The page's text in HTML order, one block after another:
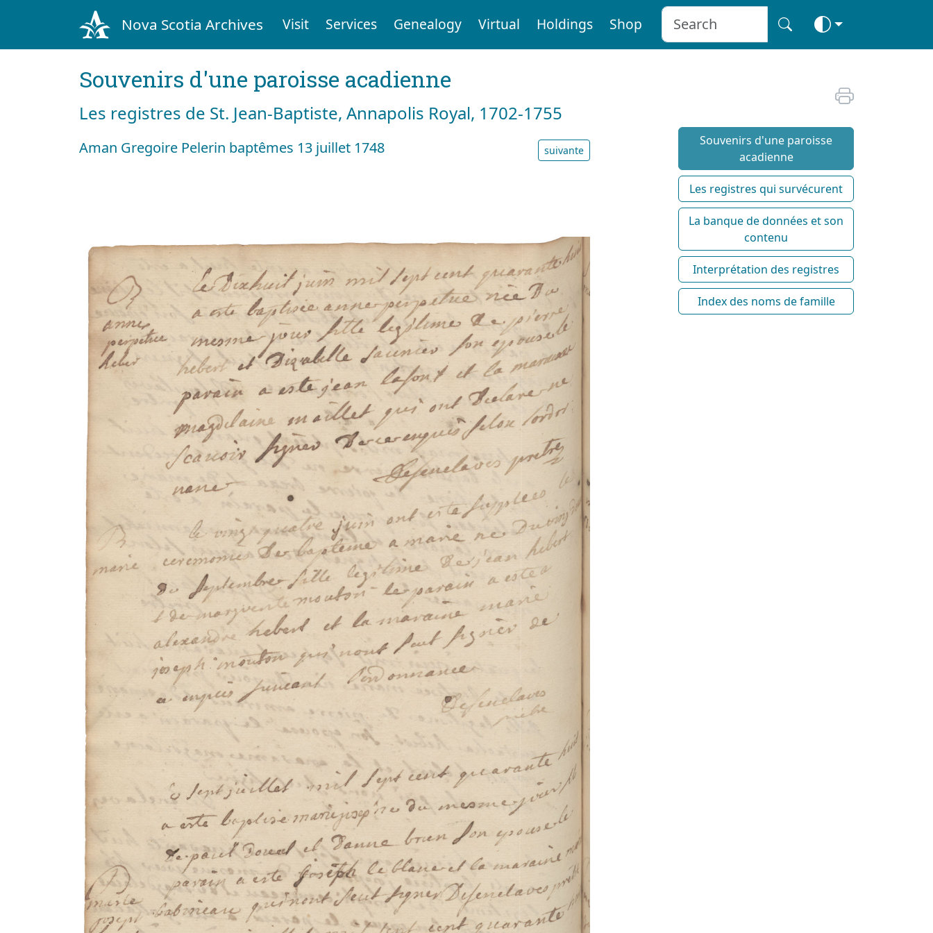
Nova Scotia Archives Visit Services Genealogy Virtual Holdings Shop
Souvenirs d'une paroisse acadienne
Les registres de St. Jean-Baptiste, Annapolis Royal, 1702-1755
Aman Gregoire Pelerin baptêmes 13 juillet 1748 suivante
Souvenirs d'une paroisse
acadienne
Les registres qui survécurent
La banque de données et son
contenu
Interprétation des registres
Index des noms de famille